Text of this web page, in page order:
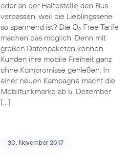
oder an der Haltestelle den Bus
verpassen, weil die Lieblingsserie
so spannend ist? Die O2Free Tarife
machen das möglich. Denn mit
großen Datenpaketen können
Kunden ihre mobile Freiheit ganz
ohne Kompromisse genießen. In
einer neuen Kampagne macht die
Mobilfunkmarke ab 5. Dezember
[…]
30. November 2017